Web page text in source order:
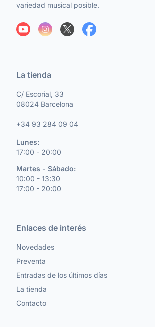
variedad musical posible.
La tienda
C/ Escorial, 33
08024 Barcelona
+34 93 284 09 04
Lunes:
17:00 - 20:00
Martes - Sábado:
10:00 - 13:30
17:00 - 20:00
Enlaces de interés
Novedades
Preventa
Entradas de los últimos días
La tienda
Contacto